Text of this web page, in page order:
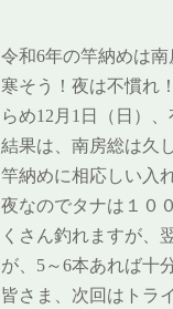
令和6年の竿納めは
寒そう！夜は不慣れ
らめ12月1日（日）
結果は、南房総は久
竿納めに相応しい入
夜なのでタナは１０
くさん釣れますが、
が、5～6本あれば十
皆さま、次回はトラ